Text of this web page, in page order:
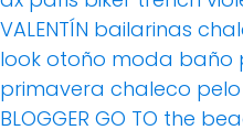
VALENTÍN bailarinas
look otoño moda baño
primavera chaleco pelo
BLOGGER GO TO the